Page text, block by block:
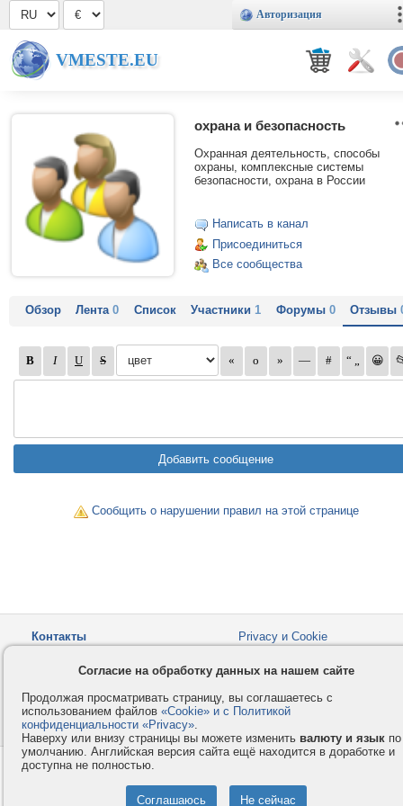
Авторизация
VMESTE.EU
охрана и безопасность
Охранная деятельность, способы
охраны, комплексные системы
безопасности, охрана в России
Написать в канал
Присоединиться
Все сообщества
Обзор Лента0 Список Участники1 Форумы 0 Отзывы
Сообщить о нарушении правил на этой странице
Контакты
Privacy и Cookie
Как оплатить
Форумы
© 2008-2026VMESTE.EU
Согласие на обработку данных на нашем сайте
Продолжая просматривать страницу, вы соглашаетесь с
использованием файлов «Cookie» и с Политикой
конфиденциальности «Privacy».
Наверху или внизу страницы вы можете изменить валюту и язык по
умолчанию. Английская версия сайта ещё находится в доработке и
доступна не полностью.